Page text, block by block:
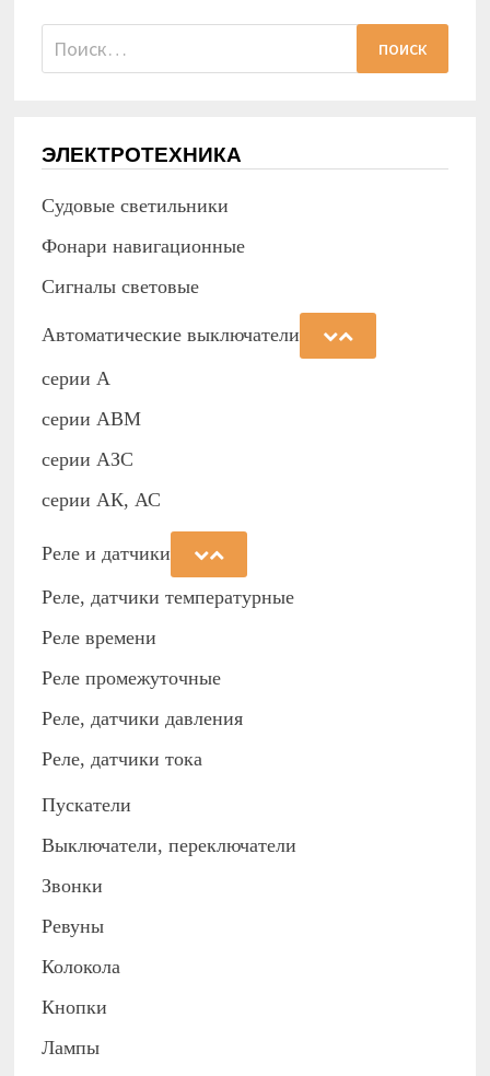
Найти:
ЭЛЕКТРОТЕХНИКА
Судовые светильники
Фонари навигационные
Сигналы световые
Автоматические выключатели
серии А
серии АВМ
cерии АЗС
серии АК, АС
Реле и датчики
Реле, датчики температурные
Реле времени
Реле промежуточные
Реле, датчики давления
Реле, датчики тока
Пускатели
Выключатели, переключатели
Звонки
Ревуны
Колокола
Кнопки
Лампы